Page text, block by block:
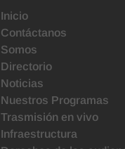
Inicio
Contáctanos
Somos
Directorio
Noticias
Nuestros Programas
Trasmisión en vivo
Infraestructura